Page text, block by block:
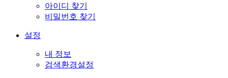
아이디 찾기
비밀번호 찾기
설정
내 정보
검색환경설정